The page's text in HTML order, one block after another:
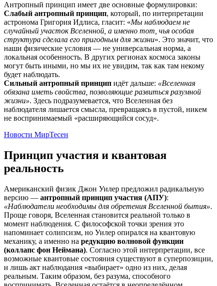
Антропный принцип имеет две основные формулировки:
Слабый антропный принцип, который, по интерпретации
астронома Григория Идлиса, гласит: «Мы наблюдаем не
случайный участок Вселенной, а именно тот, чья особая
структура сделала его пригодным для жизни». Это значит, что
наши физические условия — не универсальная норма, а
локальная особенность. В других регионах космоса законы
могут быть иными, но мы их не увидим, так как там некому
будет наблюдать.
Сильный антропный принцип идёт дальше: «Вселенная
обязана иметь свойства, позволяющие развиться разумной
жизни». Здесь подразумевается, что Вселенная без
наблюдателя лишается смысла, превращаясь в пустой, никем
не воспринимаемый «расширяющийся сосуд».
Новости МирТесен
Принцип участия и квантовая
реальность
Американский физик Джон Уилер предложил радикальную
версию — антропный принцип участия (АПУ):
«Наблюдатели необходимы для обретения Вселенной бытия».
Проще говоря, Вселенная становится реальной только в
момент наблюдения. С философской точки зрения это
напоминает солипсизм, но Уилер опирался на квантовую
механику, а именно на редукцию волновой функции
(коллапс фон Неймана). Согласно этой интерпретации, все
возможные квантовые состояния существуют в суперпозиции,
и лишь акт наблюдания «выбирает» одно из них, делая
реальным. Таким образом, без разума, способного